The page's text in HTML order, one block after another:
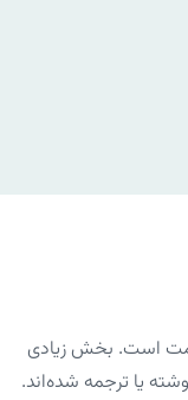
است. بخش زیادی
یا ترجمه شده‌اند.